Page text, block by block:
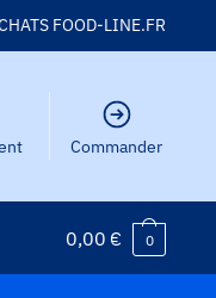
FOOD-LINE.FR
Commander
0,00 € 0